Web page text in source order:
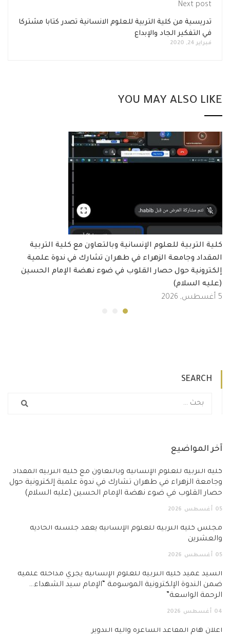
Next post
تدريسية من كلية التربية للعلوم الانسانية تصدر كتابا مشتركا
في التفكير الجاد والإبداع
فبراير 24, 2020
YOU MAY ALSO LIKE
كلية التربية للعلوم الإنسانية وبالتعاون مع كلية التربية
المقداد وجامعة الزهراء في طهران تشارك في ندوة علمية
إلكترونية حول حصار القلوب في ضوء نهضة الإمام الحسين
(عليه السلام)
5 أغسطس, 2026
SEARCH
آخر المواضيع
كلية التربية للعلوم الإنسانية وبالتعاون مع كلية التربية المقداد
وجامعة الزهراء في طهران تشارك في ندوة علمية إلكترونية حول
حصار القلوب في ضوء نهضة الإمام الحسين (عليه السلام)
05 أغسطس 2026
مجلس كلية التربية للعلوم الإنسانية يعقد جلسته الحادية
والعشرين
05 أغسطس 2026
السيد عميد كلية التربية للعلوم الإنسانية يجري مداخلة علمية
ضمن الندوة الإلكترونية الموسومة “الإمام سيد الشهداء…
الرحمة الواسعة”
04 أغسطس 2026
اعلان هام المقاعد الشاغرة وآلية التدوير